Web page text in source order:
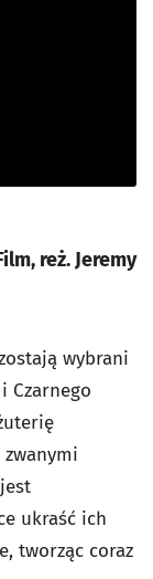
reż. Jeremy
wybrani
Czarnego
ukraść ich
tworząc coraz